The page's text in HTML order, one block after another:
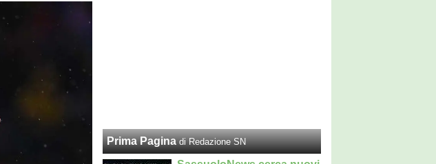
Prima Pagina di Redazione SN